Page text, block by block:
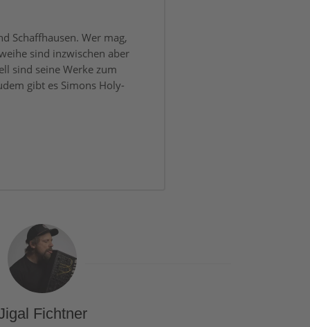
Schaffhausen. Wer mag,
sind inzwischen aber
sind seine Werke zum
gibt es Simons Holy-
Fichtner